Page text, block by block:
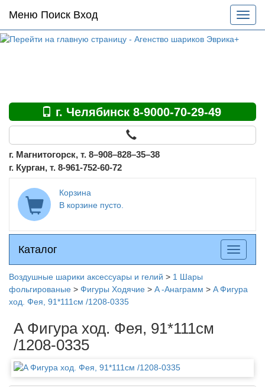
Основное
меню
по
Меню Поиск Вход
меню
г. Челябинск 8-9000-70-29-49
г. Магнитогорск, т. 8–908–828–35–38
г. Курган, т. 8-961-752-60-72
Корзина
В корзине пусто.
Каталог
Каталог
меню
Воздушные шарики аксессуары и гелий > 1 Шары
фольгированые > Фигуры Ходячие > A -Анаграмм > A Фигура
ход. Фея, 91*111см /1208-0335
A Фигура ход. Фея, 91*111см
/1208-0335